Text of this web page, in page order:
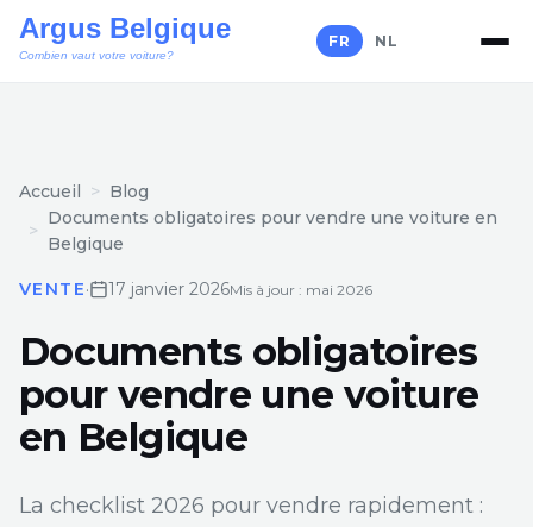
FR NL
Accueil
Blog
Documents obligatoires pour vendre une voiture en
Belgique
VENTE· 17 janvier 2026Mis à jour : mai 2026
Documents obligatoires
pour vendre une voiture
en Belgique
La checklist 2026 pour vendre rapidement :